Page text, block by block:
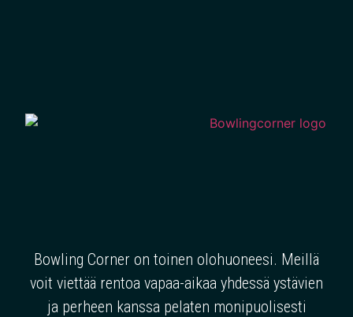
Bowling Corner on toinen olohuoneesi. Meillä
voit viettää rentoa vapaa-aikaa yhdessä ystävien
ja perheen kanssa pelaten monipuolisesti